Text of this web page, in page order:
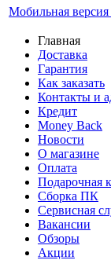
Мобильная версия
Главная
Доставка
Гарантия
Как заказать
Контакты и
Кредит
Money Back
Новости
О магазине
Оплата
Подарочная
Сборка ПК
Сервисная
Вакансии
Обзоры
Акции